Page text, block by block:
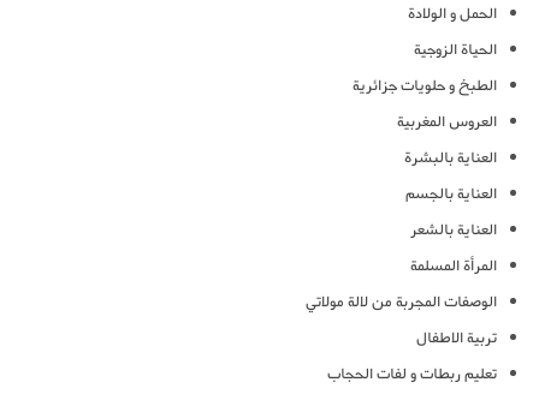
الحمل و الولادة
الحياة الزوجية
الطبخ و حلويات جزائرية
العروس المغربية
العناية بالبشرة
العناية بالجسم
العناية بالشعر
المرأة المسلمة
الوصفات المجربة من لالة مولاتي
تربية الاطفال
تعليم ربطات و لفات الحجاب